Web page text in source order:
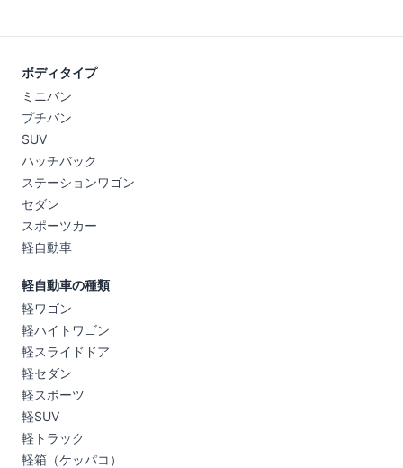
ボディタイプ
ミニバン
プチバン
SUV
ハッチバック
ステーションワゴン
セダン
スポーツカー
軽自動車
軽自動車の種類
軽ワゴン
軽ハイトワゴン
軽スライドドア
軽セダン
軽スポーツ
軽SUV
軽トラック
軽箱（ケッパコ）